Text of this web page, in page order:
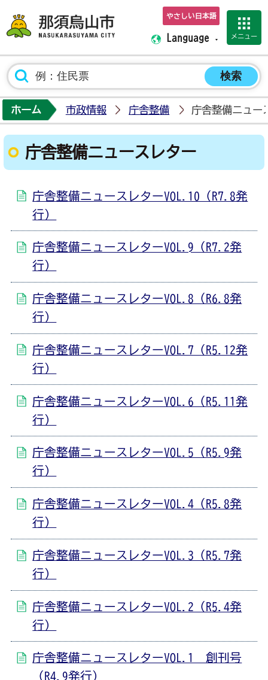
那須烏山市ホーム
やさしい日本語
Language メニュー
ホーム 市政情報 庁舎整備 庁舎整備ニュー
庁舎整備ニュースレター
庁舎整備ニュースレターVOL.10（R7.8発
行）
庁舎整備ニュースレターVOL.9（R7.2発
行）
庁舎整備ニュースレターVOL.8（R6.8発
行）
庁舎整備ニュースレターVOL.7（R5.12発
行）
庁舎整備ニュースレターVOL.6（R5.11発
行）
庁舎整備ニュースレターVOL.5（R5.9発
行）
庁舎整備ニュースレターVOL.4（R5.8発
行）
庁舎整備ニュースレターVOL.3（R5.7発
行）
庁舎整備ニュースレターVOL.2（R5.4発
行）
庁舎整備ニュースレターVOL.1 創刊号
（R4.9発行）